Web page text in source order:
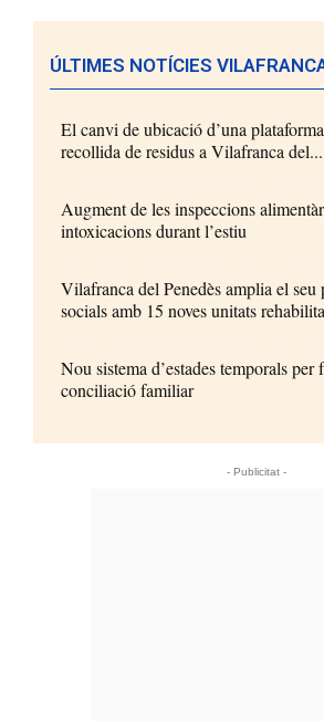
ÚLTIMES NOTÍCIES
El canvi de ubicació d’una
recollida de residus a Vilafranca del...
Augment de les inspeccions
intoxicacions durant l’estiu
Vilafranca del Penedès amplia el seu
socials amb 15 noves unitats
Nou sistema d’estades temporals per
conciliació familiar
- Publicitat -